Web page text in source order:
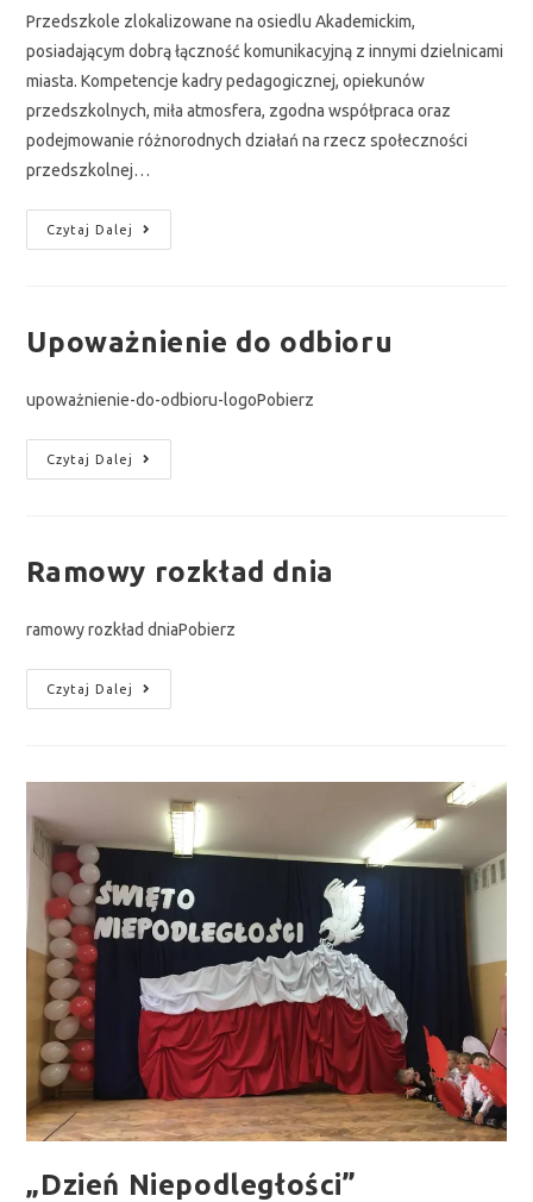
Przedszkole zlokalizowane na osiedlu Akademickim,
posiadającym dobrą łączność komunikacyjną z innymi dzielnicami
miasta. Kompetencje kadry pedagogicznej, opiekunów
przedszkolnych, miła atmosfera, zgodna współpraca oraz
podejmowanie różnorodnych działań na rzecz społeczności
przedszkolnej…
Czytaj Dalej
Upoważnienie do odbioru
upoważnienie-do-odbioru-logoPobierz
Czytaj Dalej
Ramowy rozkład dnia
ramowy rozkład dniaPobierz
Czytaj Dalej
„Dzień Niepodległości”